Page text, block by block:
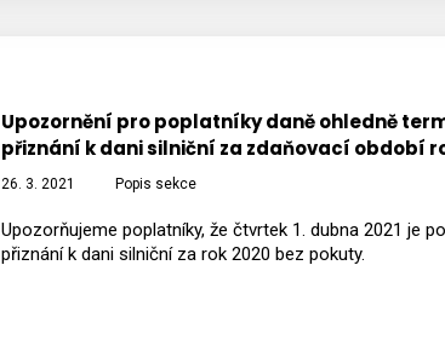
Upozornění pro poplatníky daně ohledně
přiznání k dani silniční za zdaňovací období
26. 3. 2021 Popis sekce
Upozorňujeme poplatníky, že čtvrtek 1. dubna 2021 je
přiznání k dani silniční za rok 2020 bez pokuty.